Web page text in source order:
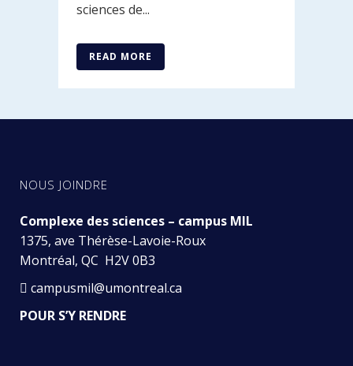
sciences de...
READ MORE
NOUS JOINDRE
Complexe des sciences – campus MIL
1375, ave Thérèse-Lavoie-Roux
Montréal, QC H2V 0B3
campusmil@umontreal.ca
POUR S’Y RENDRE